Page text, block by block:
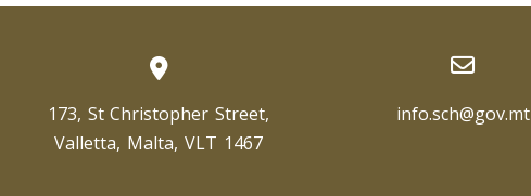
173, St Christopher Street,
Valletta, Malta, VLT 1467
info.sch@gov.mt